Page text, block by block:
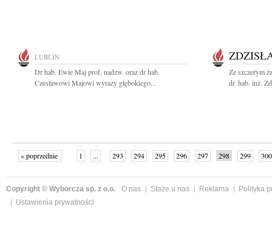
LUBLIN
Dr hab. Ewie Maj prof. nadzw. oraz dr hab.
Czesławowi Majowi wyrazy głębokiego...
Ze szczerym
dr. hab. inż.
« poprzednie 1 ... 293 294 295 296 297 298 299
300
Copyright © Wyborcza sp. z o.o. O nas Staże u nas Reklama
Polityka
Ustawienia prywatności